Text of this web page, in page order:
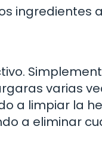
ingredientes
varias
a limpiar la
a eliminar